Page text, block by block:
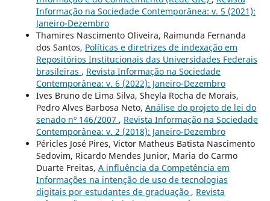
Informação na Sociedade Contemporânea: v. 5 (2021):
Janeiro-Dezembro
Thamires Nascimento Oliveira, Raimunda Fernanda
dos Santos, Políticas e diretrizes de indexação em
Repositórios Institucionais das Universidades Federais
brasileiras , Revista Informação na Sociedade
Contemporânea: v. 6 (2022): Janeiro-Dezembro
Ives Bruno de Lima Silva, Sheyla Rocha de Morais,
Pedro Alves Barbosa Neto, Análise do projeto de lei do
senado nº 146/2007 , Revista Informação na Sociedade
Contemporânea: v. 2 (2018): Janeiro-Dezembro
Péricles José Pires, Victor Matheus Batista Nascimento
Sedovim, Ricardo Mendes Junior, Maria do Carmo
Duarte Freitas, A influência da Competência em
Informações na intenção de uso de tecnologias
digitais por estudantes de graduação , Revista